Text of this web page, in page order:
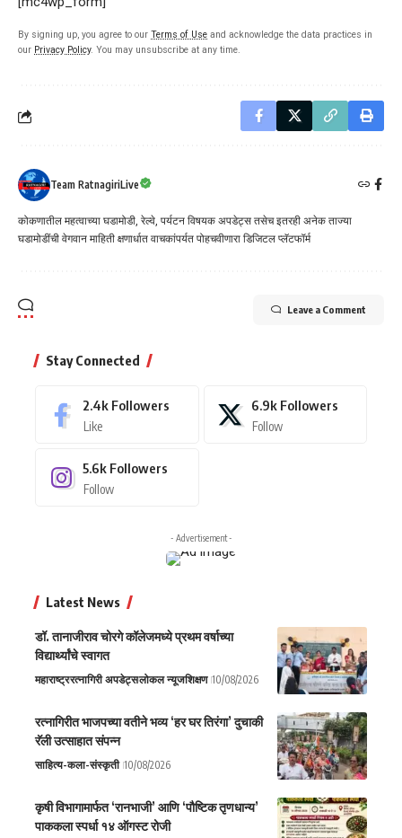
By signing up, you agree to our Terms of Use and acknowledge the data practices in
our Privacy Policy. You may unsubscribe at any time.
Team RatnagiriLive
कोकणातील महत्वाच्या घडामोडी, रेल्वे, पर्यटन विषयक अपडेट्स तसेच इतरही अनेक ताज्या
घडामोडींची वेगवान माहिती क्षणार्धात वाचकांपर्यत पोहचवीणारा डिजिटल प्लॅटफॉर्म
Leave a Comment
Stay Connected
2.4k Followers
Like
6.9k Followers
Follow
5.6k Followers
Follow
- Advertisement -
Latest News
डॉ. तानाजीराव चोरगे कॉलेजमध्ये प्रथम वर्षाच्या
विद्यार्थ्यांचे स्वागत
महाराष्ट्ररत्नागिरी अपडेट्सलोकल न्यूजशिक्षण 10/08/2026
रत्नागिरीत भाजपच्या वतीने भव्य ‘हर घर तिरंगा’ दुचाकी
रॅली उत्साहात संपन्न
साहित्य-कला-संस्कृती 10/08/2026
कृषी विभागामार्फत ‘रानभाजी’ आणि ‘पौष्टिक तृणधान्य’
पाककला स्पर्धा १४ ऑगस्ट रोजी